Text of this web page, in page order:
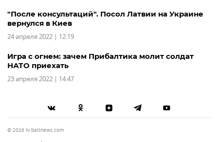
"После консультаций". Посол Латвии на Украине
вернулся в Киев
24 апреля 2022 | 12:19
Игра с огнем: зачем Прибалтика молит солдат
НАТО приехать
23 апреля 2022 | 14:47
© 2026 lv.baltnews.com